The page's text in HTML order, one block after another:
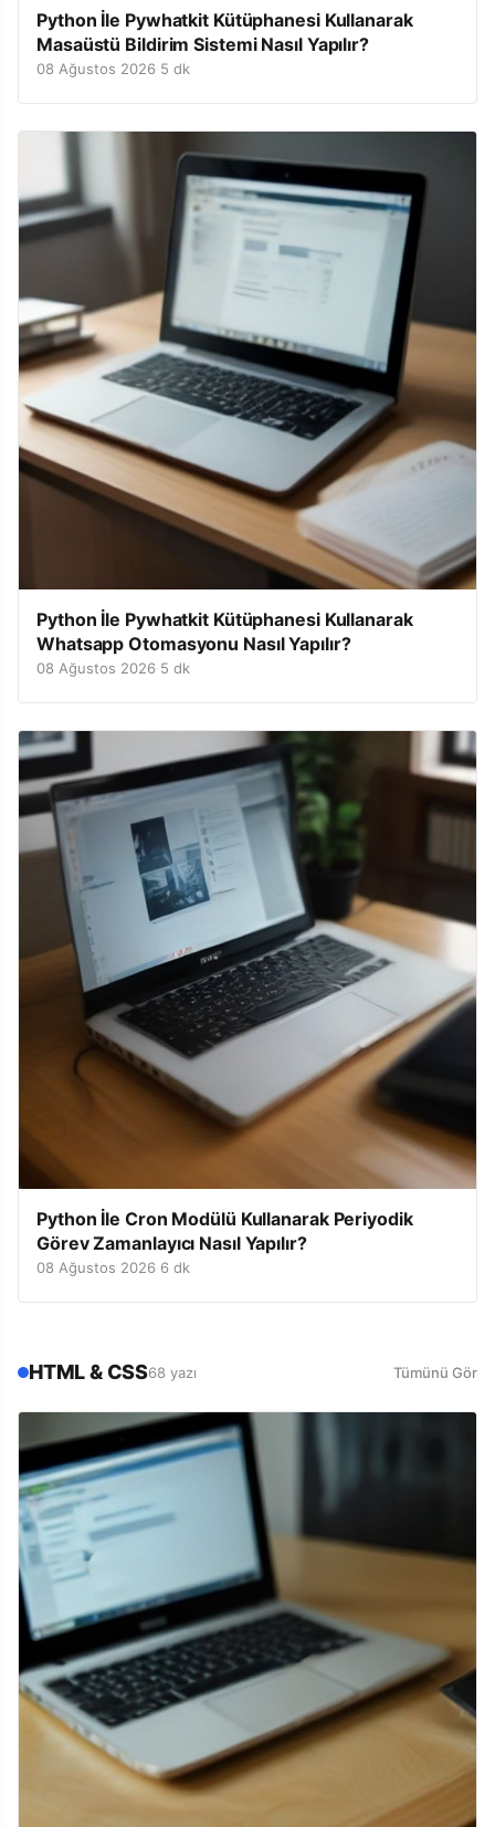
Python İle Pywhatkit Kütüphanesi Kullanarak
Masaüstü Bildirim Sistemi Nasıl Yapılır?
08 Ağustos 2026 5 dk
Python İle Pywhatkit Kütüphanesi Kullanarak
Whatsapp Otomasyonu Nasıl Yapılır?
08 Ağustos 2026 5 dk
Python İle Cron Modülü Kullanarak Periyodik
Görev Zamanlayıcı Nasıl Yapılır?
08 Ağustos 2026 6 dk
HTML & CSS68 yazı Tümünü Gör